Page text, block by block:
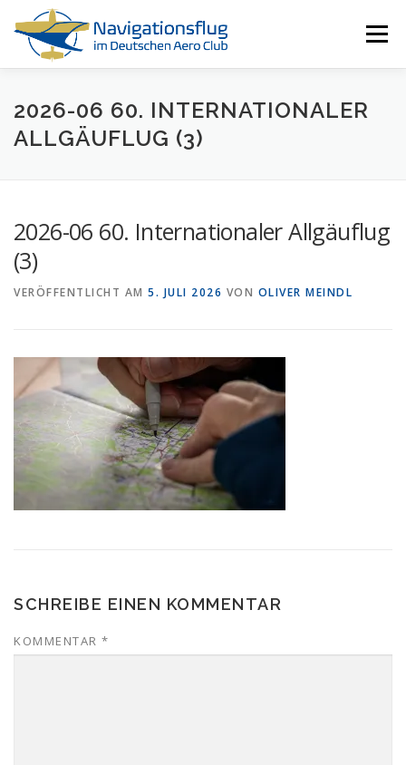
Inhalt
springen
Menü
HOME NAVIGATIONSFLUG RESSOURCEN
2026-06 60. INTERNATIONALER
ALLGÄUFLUG (3)
2026-06 60. Internationaler Allgäuflug
(3)
VERÖFFENTLICHT AM 5. JULI 2026 VON OLIVER MEINDL
SCHREIBE EINEN KOMMENTAR
KOMMENTAR *